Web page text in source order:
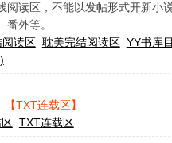
阅读区，不能以发帖形式开新小
外等。
阅读区 耽美完结阅读区 YY书库
【TXT连载区】
TXT连载区